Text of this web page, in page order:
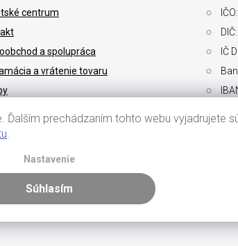
prechádzaním tohto webu vyjadrujete
.
Nastavenie
Súhlasím
centrum
a spolupráca
a vrátenie tovaru
IČ